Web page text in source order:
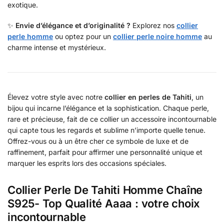
exotique.
✨ Envie d’élégance et d’originalité ? Explorez nos collier
perle homme ou optez pour un collier perle noire homme au
charme intense et mystérieux.
Élevez votre style avec notre collier en perles de Tahiti, un
bijou qui incarne l’élégance et la sophistication. Chaque perle,
rare et précieuse, fait de ce collier un accessoire incontournable
qui capte tous les regards et sublime n’importe quelle tenue.
Offrez-vous ou à un être cher ce symbole de luxe et de
raffinement, parfait pour affirmer une personnalité unique et
marquer les esprits lors des occasions spéciales.
Collier Perle De Tahiti Homme Chaîne
S925- Top Qualité Aaaa : votre choix
incontournable